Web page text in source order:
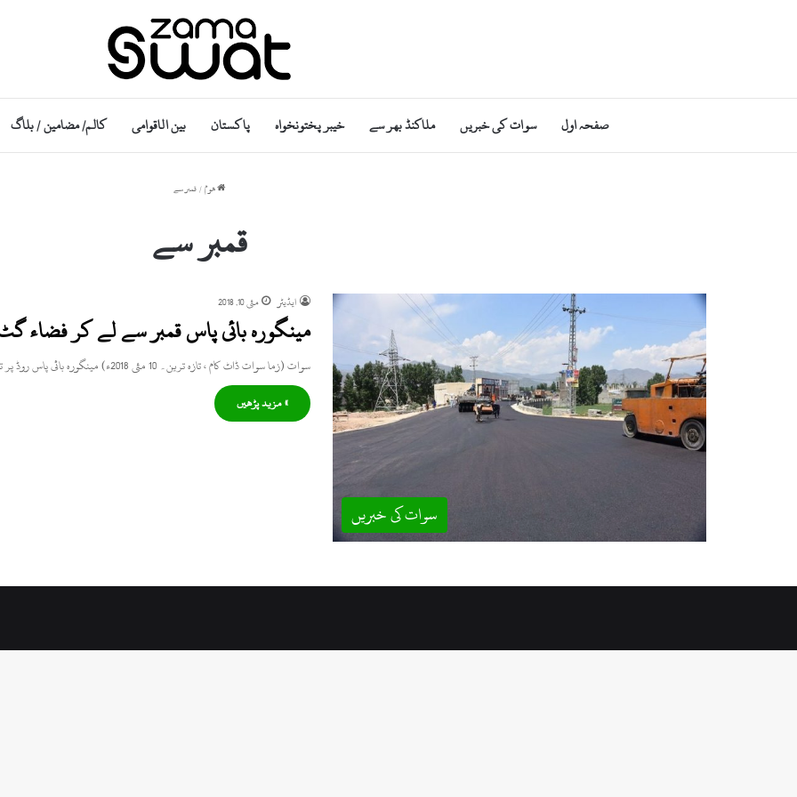
صفحہ اول سوات کی خبریں ملاکنڈ بھر سے خیبر پختونخواہ پاکستان بین الاقوامی کالم/ مضامین / بلاگ
ھوم/قمبر سے
قمبر سے
سوات کی خبریں
ایڈیٹر مئی 10, 2018
مینگورہ بائی پاس قمبر سے لے کر فضاء
سوات (زما سوات ڈاٹ کام ، تازہ ترین۔ 10 مئی 2018ء) مینگورہ بائی پاس روڈ پر تارکول کرنے کی وجہ…
» مزید پڑھیں